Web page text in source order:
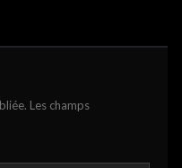
Les champs